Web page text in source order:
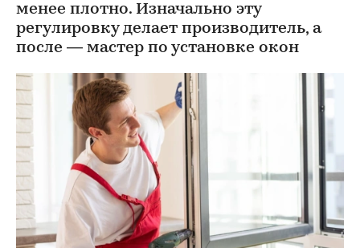
менее плотно. Изначально эту
регулировку делает производитель, а
после — мастер по установке окон